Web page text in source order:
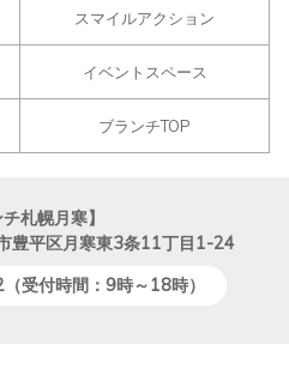
スマイルアクション
イベントスペース
ブランチTOP
チ札幌月寒】
豊平区月寒東3条11丁目1-24
受付時間：9時～18時）